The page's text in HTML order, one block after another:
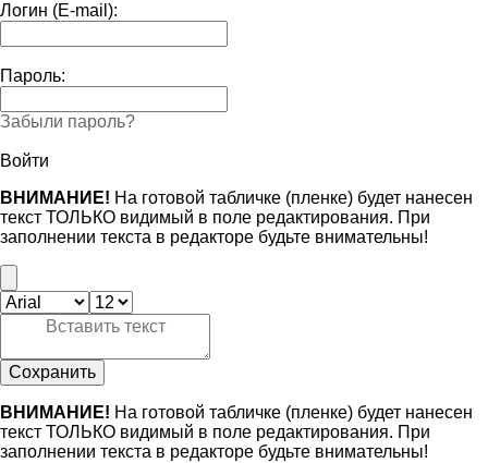
Логин (E-mail):
Пароль:
Забыли пароль?
Войти
ВНИМАНИЕ! На готовой табличке (пленке) будет нанесен
текст ТОЛЬКО видимый в поле редактирования. При
заполнении текста в редакторе будьте внимательны!
Сохранить
ВНИМАНИЕ! На готовой табличке (пленке) будет нанесен
текст ТОЛЬКО видимый в поле редактирования. При
заполнении текста в редакторе будьте внимательны!